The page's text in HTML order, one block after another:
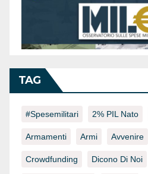
TAG
#spesemilitari 2% PIL Nato
Armamenti Armi Avvenire
Crowdfunding Dicono Di Noi